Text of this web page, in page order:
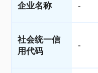
企业名称 -
社会统一信
用代码
-